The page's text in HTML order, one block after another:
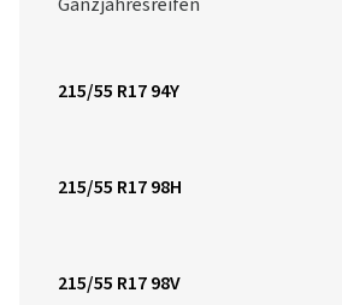
215/55 R17 94Y
215/55 R17 98H
215/55 R17 98V